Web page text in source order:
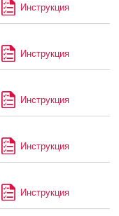
Инструкция
Инструкция
Инструкция
Инструкция
Инструкция